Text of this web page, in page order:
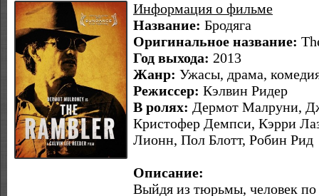
Информация о фильме
Название: Бродяга
Оригинальное название:
Год выхода: 2013
Жанр: Ужасы, драма,
Режиссер: Кэлвин Ридер
В ролях: Дермот Малруни,
Кристофер Демпси, Кэрри
Лионн, Пол Блотт, Робин Рид
Описание:
Выйдя из тюрьмы, человек по